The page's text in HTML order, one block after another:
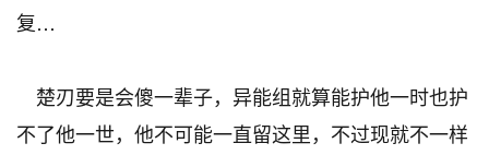
复…
楚刃要是会傻一辈子，异能组就算能护他一时也护
不了他一世，他不可能一直留这里，不过现就不一样